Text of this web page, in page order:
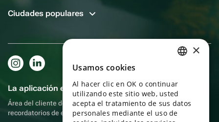
Ciudades populares
La aplicación es aún más práctica.
Área del cliente del destinatario, más bonos por compras y
recordatorios de eventos
ENGLISH
UKRAINIAN
PORTUGUESE
×
Usamos cookies
Al hacer clic en OK o continuar
utilizando este sitio web, usted
acepta el tratamiento de sus datos
personales mediante el uso de